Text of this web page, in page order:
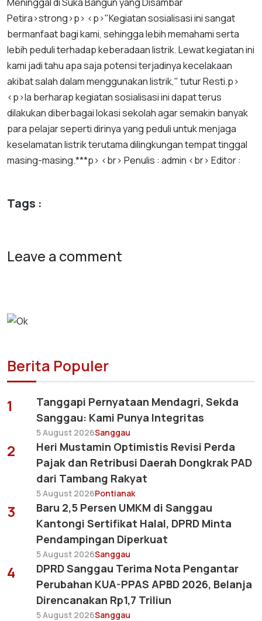
Petira>strong>p> <p>"Kegiatansosialisasiinisangat
bermanfaatbagikami, sehinggalebihmemahamiserta
lebih peduliterhadapkeberadaanlistrik.Lewatkegiatanini
kami jaditahuapasaja potensiterjadinyakecelakaan
akibatsalahdalammenggunakanlistrik," tuturResti.p>
<p>Ia berharapkegiatansosialisasiinidapatterus
dilakukandiberbagailokasisekolahagarsemakin banyak
para pelajarsepertidirinyayang peduliuntukmenjaga
keselamatanlistrikterutamadilingkungantempattinggal
masing-masing.***p> <br> Penulis : admin <br> Editor:
Tags :
Leave a comment
Berita Populer
1
Tanggapi Pernyataan Mendagri, Sekda
Sanggau: Kami Punya Integritas
5 August 2026Sanggau
2
Heri Mustamin Optimistis Revisi Perda
Pajak dan Retribusi Daerah Dongkrak PAD
dari Tambang Rakyat
5 August 2026Pontianak
3
Baru 2,5 Persen UMKM di Sanggau
Kantongi Sertifikat Halal, DPRD Minta
Pendampingan Diperkuat
5 August 2026Sanggau
4
DPRD Sanggau Terima Nota Pengantar
Perubahan KUA-PPAS APBD 2026, Belanja
Direncanakan Rp1,7 Triliun
5 August 2026Sanggau